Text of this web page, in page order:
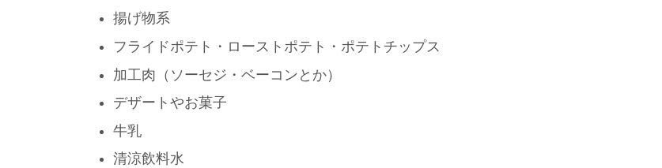
揚げ物系
フライドポテト・ローストポテト・ポテトチップス
加工肉（ソーセジ・ベーコンとか）
デザートやお菓子
牛乳
清涼飲料水